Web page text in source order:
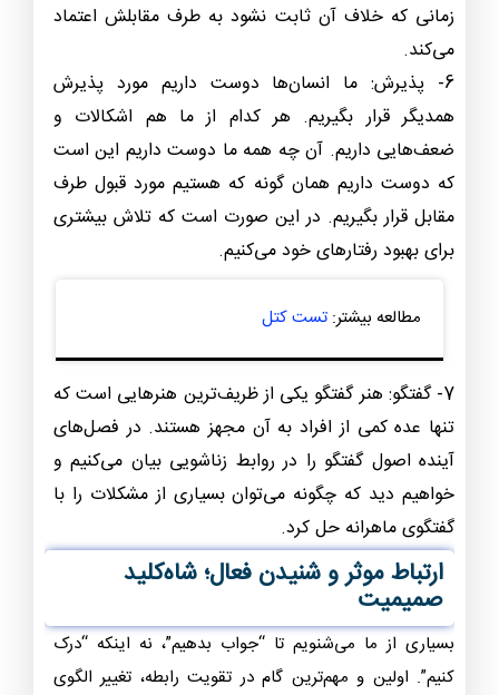
زمانی که خلاف آن ثابت نشود به طرف مقابلش اعتماد
می‌کند.
6- پذیرش: ما انسان‌ها دوست داریم مورد پذیرش
همدیگر قرار بگیریم. هر کدام از ما هم اشکالات و
ضعف‌هایی داریم. آن چه همه ما دوست داریم این است
که دوست داریم همان گونه که هستیم مورد قبول طرف
مقابل قرار بگیریم. در این صورت است که تلاش بیشتری
برای بهبود رفتارهای خود می‌کنیم.
مطالعه بیشتر: تست کتل
7- گفتگو: هنر گفتگو یکی از ظریف‌ترین هنرهایی است که
تنها عده کمی از افراد به آن مجهز هستند. در فصل‌های
آینده اصول گفتگو را در روابط زناشویی بیان می‌کنیم و
خواهیم دید که چگونه می‌توان بسیاری از مشکلات را با
گفتگوی ماهرانه حل کرد.
ارتباط موثر و شنیدن فعال؛ شاه‌کلید
صمیمیت
بسیاری از ما می‌شنویم تا “جواب بدهیم”، نه اینکه “درک
کنیم”. اولین و مهم‌ترین گام در تقویت رابطه، تغییر الگوی